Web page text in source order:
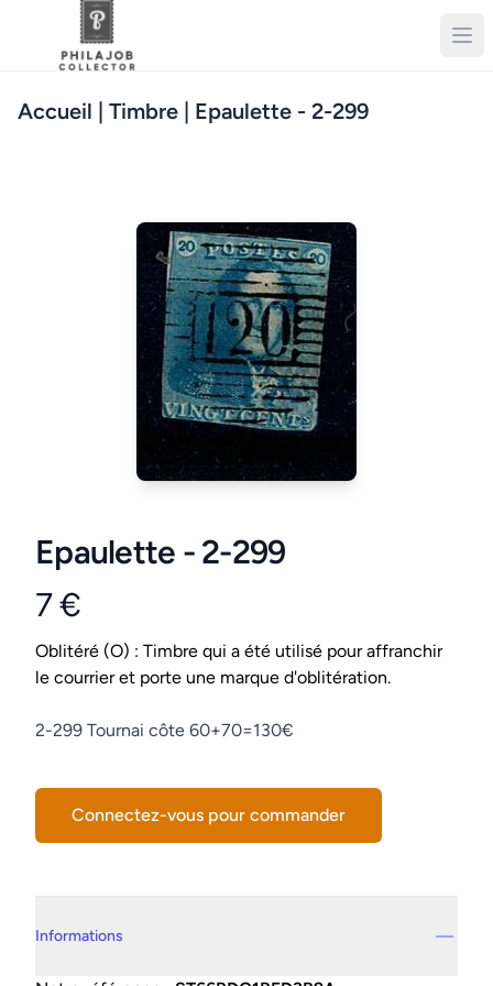
Accueil | Timbre | Epaulette - 2-299
Epaulette - 2-299
Product information
7 €
Conditions
Oblitéré (O) : Timbre qui a été utilisé pour affranchir
le courrier et porte une marque d'oblitération.
Description
2-299 Tournai côte 60+70=130€
Connectez-vous pour commander
Informations